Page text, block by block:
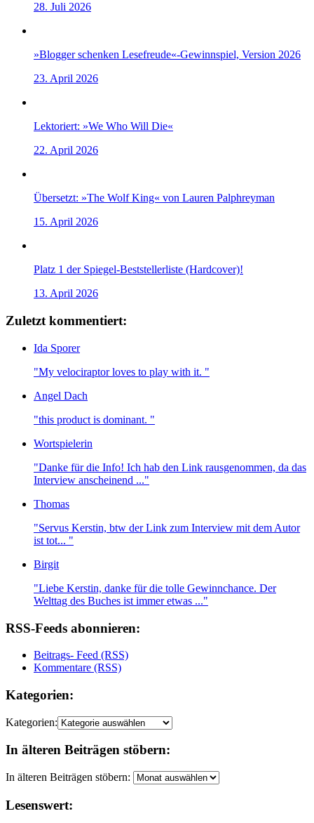
28. Juli 2026
»Blogger schenken Lesefreude«-Gewinnspiel, Version 2026
23. April 2026
Lektoriert: »We Who Will Die«
22. April 2026
Übersetzt: »The Wolf King« von Lauren Palphreyman
15. April 2026
Platz 1 der Spiegel-Beststellerliste (Hardcover)!
13. April 2026
Zuletzt kommentiert:
Ida Sporer
"My velociraptor loves to play with it. "
Angel Dach
"this product is dominant. "
Wortspielerin
"Danke für die Info! Ich hab den Link rausgenommen, da das
Interview anscheinend ..."
Thomas
"Servus Kerstin, btw der Link zum Interview mit dem Autor
ist tot... "
Birgit
"Liebe Kerstin, danke für die tolle Gewinnchance. Der
Welttag des Buches ist immer etwas ..."
RSS-Feeds abonnieren:
Beitrags- Feed (RSS)
Kommentare (RSS)
Kategorien:
Kategorien:
In älteren Beiträgen stöbern:
In älteren Beiträgen stöbern:
Lesenswert: